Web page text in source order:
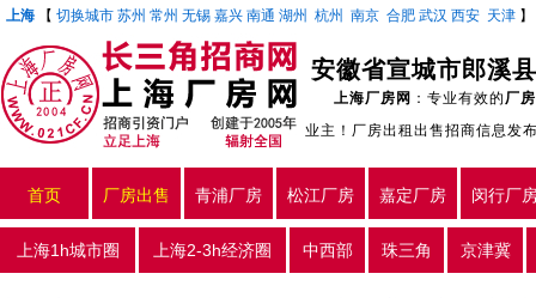
上海 【 切换城市 苏州 常州 无锡 嘉兴 南通 湖州 杭州 南京 合肥 武汉 西安 天津 】
安徽省宣城市郎溪
上海厂房网 ：专业有效的厂
业主！厂房出租出售招商信息发
首页 厂房出售 青浦厂房 松江厂房 嘉定厂房 闵行厂
上海1h城市圈 上海2-3h经济圈 中西部 珠三角 京津冀